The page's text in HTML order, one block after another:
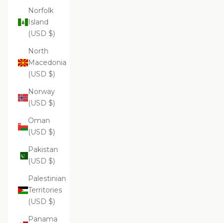
Norfolk
Island
(USD $)
North
Macedonia
(USD $)
Norway
(USD $)
Oman
(USD $)
Pakistan
(USD $)
Palestinian
Territories
(USD $)
Panama